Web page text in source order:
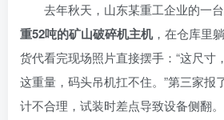
去年秋天，山东某重工企业的一台
重52吨的矿山破碎机主机，在仓库里
货代看完现场照片直接摆手：“这尺寸
这重量，码头吊机扛不住。”第三家报
计不合理，试装时差点导致设备侧翻